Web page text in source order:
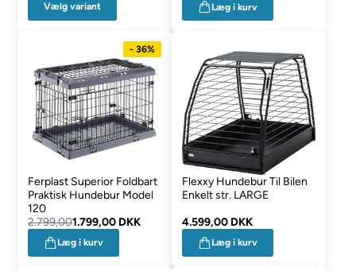
Vælg variant Læg i kurv
- 36%
Ferplast Superior Foldbart
Praktisk Hundebur Model
120
2.799,001.799,00 DKK
Læg i kurv
Flexxy Hundebur Til Bilen
Enkelt str. LARGE
4.599,00 DKK
Læg i kurv